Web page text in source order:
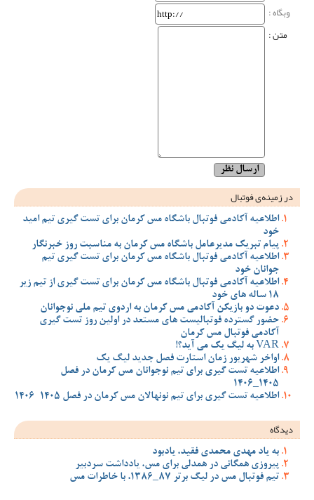
وبگاه‌ :
متن :
در زمینه‌ی فوتبال
اطلاعیه آکادمی فوتبال باشگاه مس کرمان برای تست گیری تیم امید
خود
پیام تبریک مدیرعامل باشگاه مس کرمان به مناسبت روز خبرنگار
اطلاعیه آکادمی فوتبال باشگاه مس کرمان برای تست گیری تیم
جوانان خود
اطلاعیه آکادمی فوتبال باشگاه مس کرمان برای تست گیری از تیم زیر
18 ساله های خود
دعوت دو بازیکن آکادمی مس کرمان به اردوی تیم ملی نوجوانان
حضور گسترده فوتبالیست های مستعد در اولین روز تست گیری
آکادمی فوتبال مس کرمان
VAR به لیگ یک می آید؟!
اواخر شهریور زمان استارت فصل جدید لیگ یک
اطلاعیه تست گیری برای تیم نوجوانان مس کرمان در فصل
1405_1406
اطلاعیه تست گیری برای تیم نونهالان مس کرمان در فصل 1405-1406
دیدگاه
به یاد مهدی محمدی فقید، یادبود
پیروزی همگانی در همدلی برای مس، یادداشت سردبیر
تیم فوتبال مس در لیگ برتر 87_1386، با خاطرات مس